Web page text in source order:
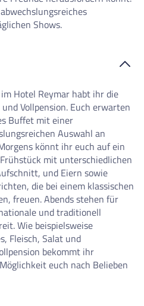
Shows.
Hotel Reymar habt ihr die
Vollpension. Euch erwarten
Buffet mit einer
Auswahl an
könnt ihr euch auf ein
mit unterschiedlichen
und Eiern sowie
die bei einem klassischen
freuen. Abends stehen für
und traditionell
Wie beispielsweise
Fleisch, Salat und
bekommt ihr
euch nach Belieben